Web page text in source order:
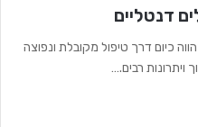
דנטליים
כיום דרך טיפול מקובלת ונפוצה
ויתרונות רבים.…